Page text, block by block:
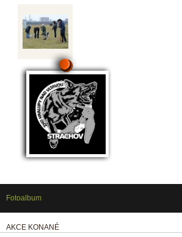
Fotoalbum
AKCE KONANÉ